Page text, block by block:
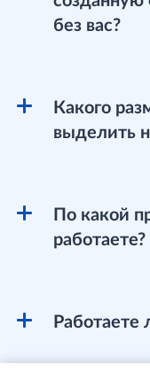
без вас?
Какого
выделить
По какой
работаете?
Работаете